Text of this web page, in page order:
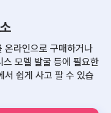
온라인으로 구매하거나
스 모델 발굴 등에 필요한
서 쉽게 사고 팔 수 있습